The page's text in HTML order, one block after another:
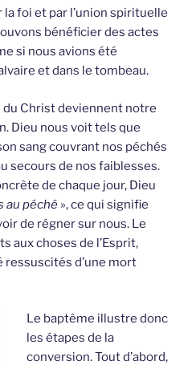
la foi et par l’union spirituelle
bénéficier des actes
si nous avions été
et dans le tombeau.
Christ deviennent notre
Dieu nous voit tels que
sang couvrant nos péchés
secours de nos faiblesses.
de chaque jour, Dieu
au péché », ce qui signifie
de régner sur nous. Le
aux choses de l’Esprit,
ressuscités d’une mort
Le baptême illustre donc
les étapes de la
conversion. Tout d’abord,